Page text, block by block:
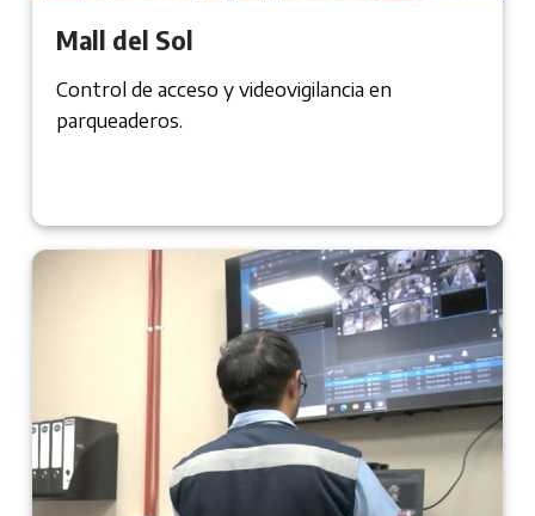
Mall del Sol
Control de acceso y videovigilancia en
parqueaderos.